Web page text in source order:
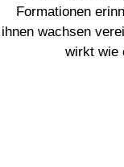
Formationen
ihnen wachsen
wirkt wie